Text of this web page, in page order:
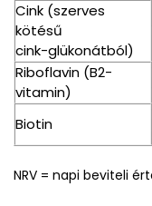
Cink (szerves
kötésű
cink-glükonátból)
Riboflavin (B2-
vitamin)
Biotin
NRV = napi beviteli